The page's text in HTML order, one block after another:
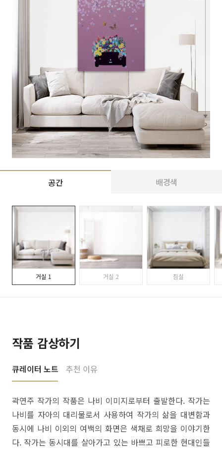
공간 배경색
거실 1 거실 2 침실
작품 감상하기
큐레이터 노트 추천 이유
곽연주 작가의 작품은 나비 이미지로부터 출발한다. 작가는
나비를 자아의 대리물로서 사용하여 작가의 삶을 대변함과
동시에 나비 이외의 여백의 화면은 색채로 희망을 이야기한
다. 작가는 동시대를 살아가고 있는 바쁘고 피로한 현대인들